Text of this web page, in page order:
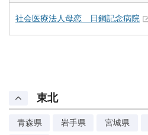
社会医療法人母恋 日鋼記念病院
東北
青森県 岩手県 宮城県